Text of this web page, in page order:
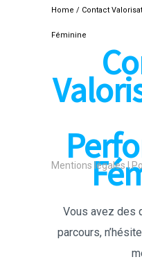
Home / Contact
Féminine
Vous avez des
parcours,
Mentions légales l